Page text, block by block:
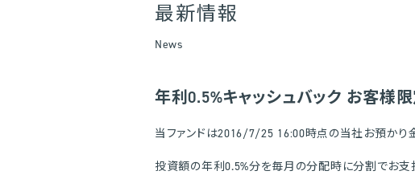
最新情報
News
年利0.5%キャッシュバック お客様
当ファンドは2016/7/25 16:00時点の当社お預か
投資額の年利0.5%分を毎月の分配時に分割でお支